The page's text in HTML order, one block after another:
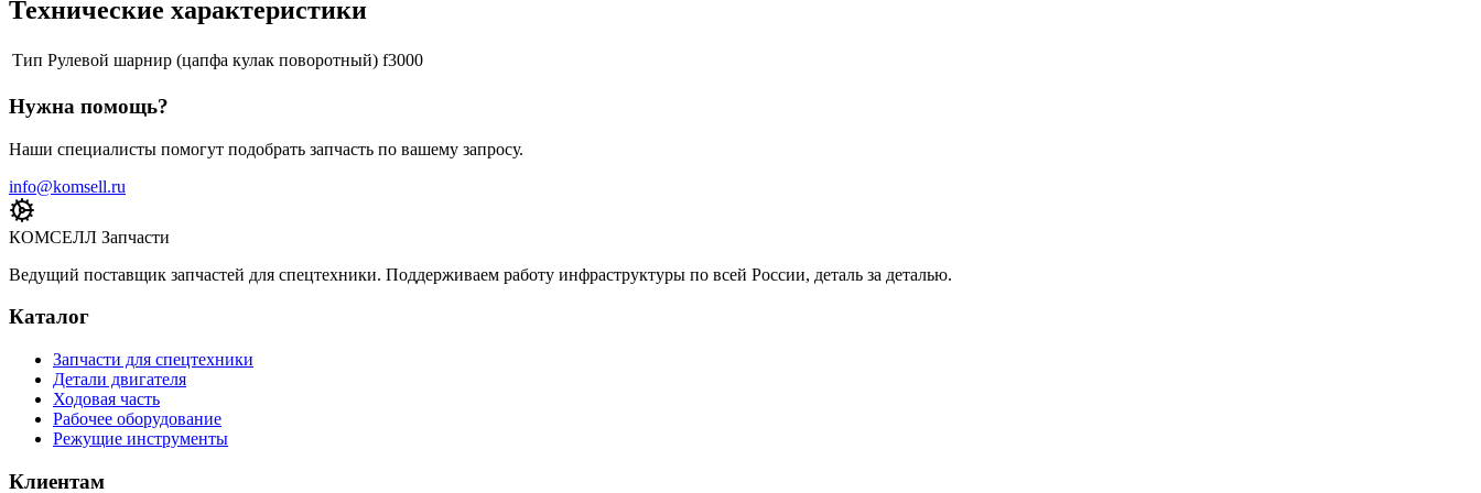
Технические характеристики
Тип Рулевой шарнир (цапфа кулак поворотный) f3000
Нужна помощь?
Наши специалисты помогут подобрать запчасть по вашему запросу.
info@komsell.ru
КОМСЕЛЛ Запчасти
Ведущий поставщик запчастей для спецтехники. Поддерживаем работу инфраструктуры по всей России, деталь за деталью.
Каталог
Запчасти для спецтехники
Детали двигателя
Ходовая часть
Рабочее оборудование
Режущие инструменты
Клиентам